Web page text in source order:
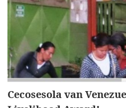
Cecosesola van